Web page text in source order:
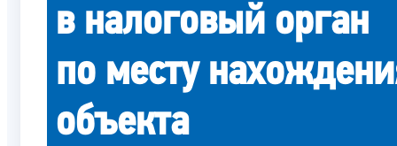
в налоговый орган
по месту
объекта